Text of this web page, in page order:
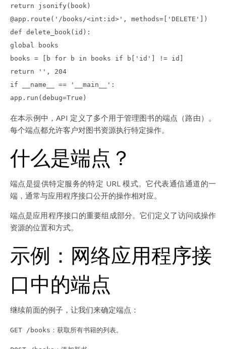
return jsonify(book)
@app.route('/books/<int:id>', methods=['DELETE'])
def delete_book(id):
global books
books = [b for b in books if b['id'] != id]
return '', 204
if __name__ == '__main__':
app.run(debug=True)
在本示例中，API 定义了多个用于管理图书的端点（路由）。
每个端点都允许客户对图书资源执行特定操作。
什么是端点？
端点是提供特定服务的特定 URL 模式。它代表通信通道的一
端，通常与应用程序接口公开的操作相对应。
端点是应用程序接口的重要组成部分。它们定义了访问或操作
资源的位置和方式。
示例：网络应用程序接
口中的端点
继续前面的例子，让我们来确定端点：
GET /books：获取所有书籍的列表。